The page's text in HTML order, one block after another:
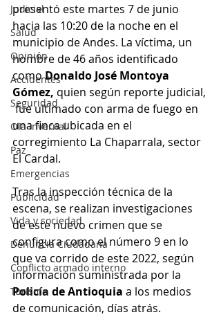
Judicial
Salud
Opinión
Accidentes
Seguridad
Ola Invernal
Paz
Emergencias
Publicidad
Vida y sociedad
Denuncia Ciudadana
Conflicto armado interno
Turismo
presentó este martes 7 de junio
hacia las 10:20 de la noche en el
municipio de Andes. La víctima, un
hombre de 46 años identificado
como Donaldo José Montoya
Gómez, quien según reporte judicial,
fue ultimado con arma de fuego en
una finca ubicada en el
corregimiento La Chaparrala, sector
El Cardal.
Tras la inspección técnica de la
escena, se realizan investigaciones
de este nuevo crimen que se
configura como el número 9 en lo
que va corrido de este 2022, según
información suministrada por la
Policía de Antioquia a los medios
de comunicación, días atrás.